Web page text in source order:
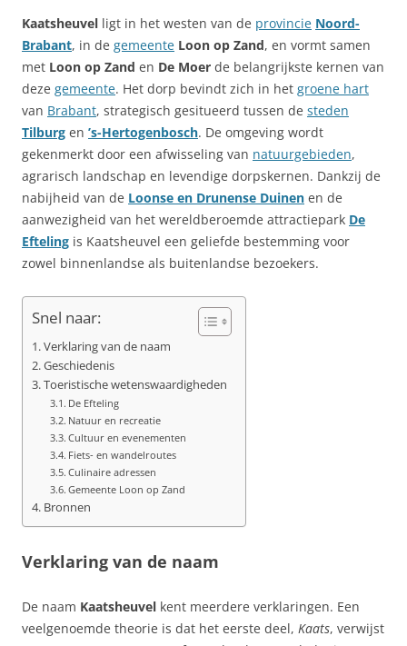
Kaatsheuvel ligt in het westen van de provincie Noord-
Brabant, in de gemeente Loon op Zand, en vormt samen
met Loon op Zand en De Moer de belangrijkste kernen van
deze gemeente. Het dorp bevindt zich in het groene hart
van Brabant, strategisch gesitueerd tussen de steden
Tilburg en ’s-Hertogenbosch. De omgeving wordt
gekenmerkt door een afwisseling van natuurgebieden,
agrarisch landschap en levendige dorpskernen. Dankzij de
nabijheid van de Loonse en Drunense Duinen en de
aanwezigheid van het wereldberoemde attractiepark De
Efteling is Kaatsheuvel een geliefde bestemming voor
zowel binnenlandse als buitenlandse bezoekers.
Snel naar:
Verklaring van de naam
Geschiedenis
Toeristische wetenswaardigheden
De Efteling
Natuur en recreatie
Cultuur en evenementen
Fiets- en wandelroutes
Culinaire adressen
Gemeente Loon op Zand
Bronnen
Verklaring van de naam
De naam Kaatsheuvel kent meerdere verklaringen. Een
veelgenoemde theorie is dat het eerste deel, Kaats, verwijst